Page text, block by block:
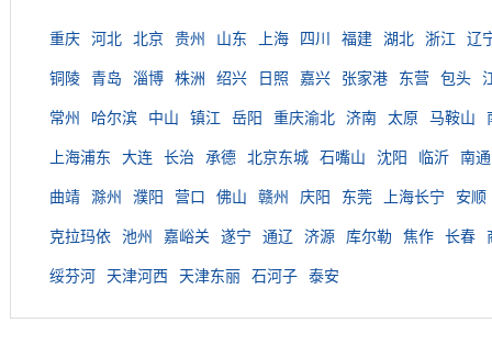
重庆 河北 北京 贵州 山东 上海 四川 福建 湖北 浙江 辽
铜陵 青岛 淄博 株洲 绍兴 日照 嘉兴 张家港 东营 包头
常州 哈尔滨 中山 镇江 岳阳 重庆渝北 济南 太原 马鞍山
上海浦东 大连 长治 承德 北京东城 石嘴山 沈阳 临沂 南通
曲靖 滁州 濮阳 营口 佛山 赣州 庆阳 东莞 上海长宁 安顺
克拉玛依 池州 嘉峪关 遂宁 通辽 济源 库尔勒 焦作 长春
绥芬河 天津河西 天津东丽 石河子 泰安